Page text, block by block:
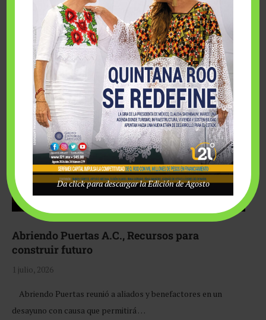
Fairmont Mayakoba y Make-A-Wish México unieron
esfuerzos para hacer realidad el deseo de una …
Abriendo Puertas A.C., Recursos para
construir futuro
1 julio, 2026
Abriendo Puertas reunió a aliados y benefactores en un
desayuno con causa que permitirá …
Da click para descargar la Edición de Agosto